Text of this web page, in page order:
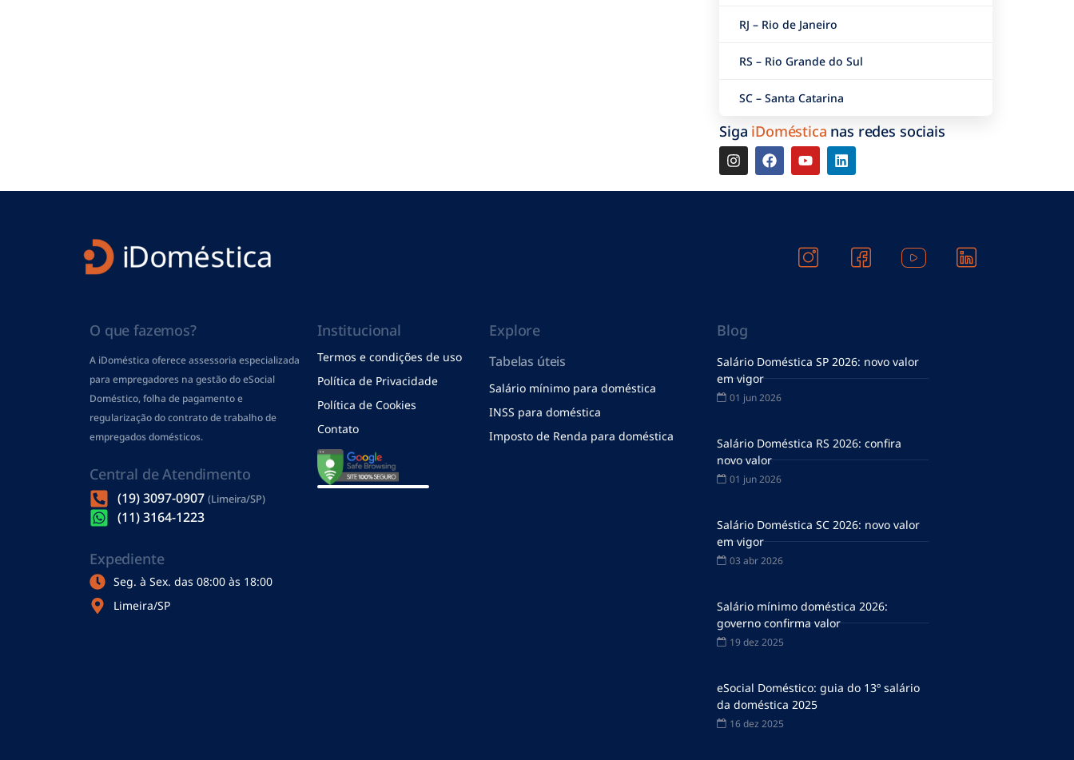
RJ – Rio de Janeiro
RS – Rio Grande do Sul
SC – Santa Catarina
Siga iDoméstica nas redes sociais
O que fazemos?
A iDoméstica oferece assessoria especializada
para empregadores na gestão do eSocial
Doméstico, folha de pagamentoe
regularização do contrato de trabalho de
empregados domésticos.
Central de Atendimento
(19) 3097-0907 (Limeira/SP)
(11) 3164-1223
Expediente
Seg. à Sex. das 08:00 às 18:00
Limeira/SP
Institucional
Termos e condições de uso
Política de Privacidade
Política de Cookies
Contato
Explore
Tabelas úteis
Salário mínimo para doméstica
INSS para doméstica
Imposto de Renda para doméstica
Blog
Salário Doméstica SP 2026: novo valor
em vigor
01 jun 2026
Salário Doméstica RS 2026: confira
novo valor
01 jun 2026
Salário Doméstica SC 2026: novo valor
em vigor
03 abr 2026
Salário mínimo doméstica 2026:
governo confirma valor
19 dez 2025
eSocial Doméstico: guia do 13º salário
da doméstica 2025
16 dez 2025